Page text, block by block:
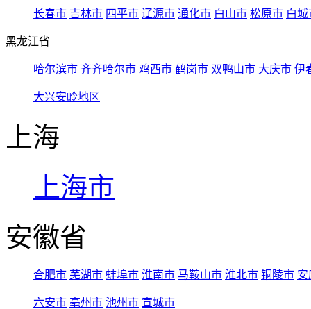
长春市 吉林市 四平市 辽源市 通化市 白山市 松原市 白城
黑龙江省
哈尔滨市 齐齐哈尔市 鸡西市 鹤岗市 双鸭山市 大庆市 伊
大兴安岭地区
上海
上海市
安徽省
合肥市 芜湖市 蚌埠市 淮南市 马鞍山市 淮北市 铜陵市 安
六安市 亳州市 池州市 宣城市